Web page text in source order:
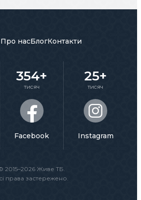
2015–2026 Живе ТБ.
права застережено.
Про насБлогКонтакти
354+
тисяч
Facebook
25+
тисяч
Instagram